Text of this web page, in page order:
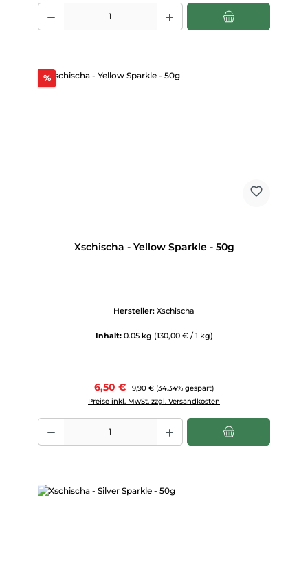
Produkt Anzahl: Gib den gewünschten Wert ein oder benutze die
%Rabatt
Xschischa - Yellow Sparkle - 50g
Hersteller: Xschischa
Inhalt: 0.05 kg (130,00 € / 1 kg)
Verkaufspreis:
6,50 € Regulärer Preis:
9,90 € (34.34% gespart)
Preise inkl. MwSt. zzgl. Versandkosten
Produkt Anzahl: Gib den gewünschten Wert ein oder benutze die